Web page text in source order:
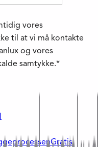
vores
til at vi må kontakte
og vores
samtykke.*
Gratis